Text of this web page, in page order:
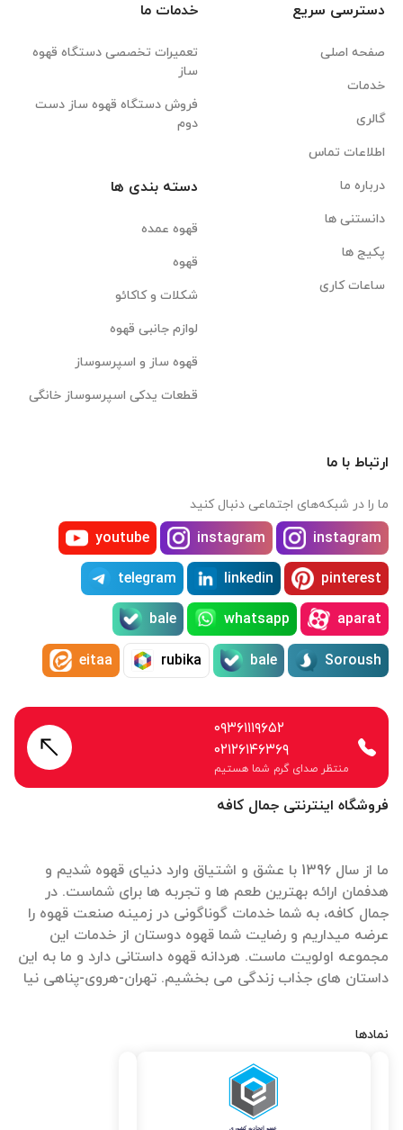
فروشگاه اینترنتی جمال کافه
ما از سال 1396 با عشق و اشتیاق وارد دنیای قهوه شدیم و
هدفمان ارائه بهترین طعم ها و تجربه ها برای شماست. در
جمال کافه، به شما خدمات گوناگونی در زمینه صنعت قهوه را
عرضه میداریم و رضایت شما قهوه دوستان از خدمات این
مجموعه اولویت ماست. هردانه قهوه داستانی دارد و ما به این
داستان های جذاب زندگی می بخشیم. تهران-هروی-پناهی نیا
نمادها
دسترسی سریع
صفحه اصلی
خدمات
گالری
اطلاعات تماس
درباره ما
دانستنی ها
پکیج ها
ساعات کاری
خدمات ما
تعمیرات تخصصی دستگاه قهوه
ساز
فروش دستگاه قهوه ساز دست
دوم
دسته بندی ها
قهوه عمده
قهوه
شکلات و کاکائو
لوازم جانبی قهوه
قهوه ساز و اسپرسوساز
قطعات یدکی اسپرسوساز خانگی
ارتباط با ما
ما را در شبکه‌های اجتماعی دنبال کنید
instagram
instagram
youtube
pinterest
linkedin
telegram
aparat
whatsapp
bale
Soroush
bale
rubika
eitaa
۰۹۳۶۱۱۱۹۶۵۲
۰۲۱۲۶۱۴۶۳۶۹
منتظر صدای گرم شما هستیم